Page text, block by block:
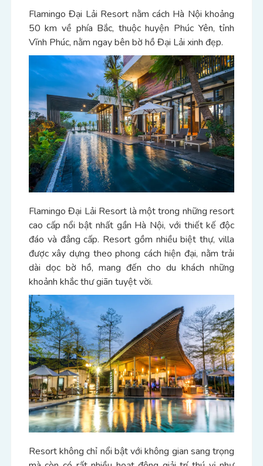
Flamingo Đại Lải Resort nằm cách Hà Nội khoảng
50 km về phía Bắc, thuộc huyện Phúc Yên, tỉnh
Vĩnh Phúc, nằm ngay bên bờ hồ Đại Lải xinh đẹp.
Flamingo Đại Lải Resort là một trong những resort
cao cấp nổi bật nhất gần Hà Nội, với thiết kế độc
đáo và đẳng cấp. Resort gồm nhiều biệt thự, villa
được xây dựng theo phong cách hiện đại, nằm trải
dài dọc bờ hồ, mang đến cho du khách những
khoảnh khắc thư giãn tuyệt vời.
Resort không chỉ nổi bật với không gian sang trọng